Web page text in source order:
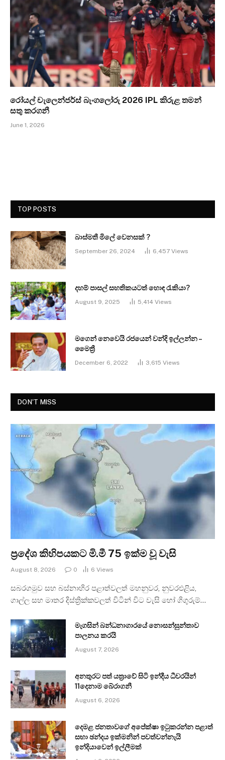
රෝයල් චැලෙන්ජර්ස් බැංගලෝරු 2026 IPL කිරුළ තමන්
සතු කරගනී
June 1, 2026
TOP POSTS
බාස්මතී මිලේ වෙනසක් ?
September 26, 2024 6,457 Views
දහම් පාසල් සහතිකයටත් හොඳ රැකියා?
August 9, 2025 5,414 Views
මගෙන් නෙවෙයි රජයෙන් වන්දි ඉල්ලන්න –
මෛත්‍රී
December 6, 2022 3,615 Views
DON'T MISS
ප්‍රදේශ කිහිපයකට මි.මී 75 ඉක්ම වූ වැසි
August 8, 2026 0 6 Views
සබරගමුව සහ බස්නාහිර පළාත්වලත් මහනුවර, නුවරඑළිය,
ගාල්ල සහ මාතර දිස්ත්‍රික්කවලත් විටින් විට වැසි හෝ ගිගුරුම්…
මැගසින් බන්ධනාගාරයේ නොසන්සුන්තාව
පාලනය කරයි
August 7, 2026
අනතුරට පත් යත්‍රාවේ සිටි ඉන්දීය ධීවරයින්
11දෙනාම බේරාගනී
August 6, 2026
දෙමළ ජනතාවගේ අපේක්ෂා ඉටුකරන්න පළාත්
සභා ඡන්දය ඉක්මනින් පවත්වන්නැයි
ඉන්දියාවෙන් ඉල්ලීමක්